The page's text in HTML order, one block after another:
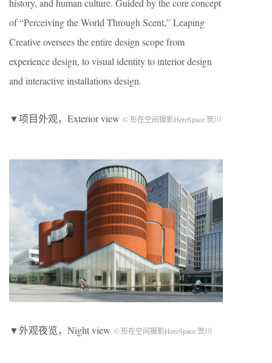
history, and human culture. Guided by the core concept
of “Perceiving the World Through Scent,” Leaping
Creative oversees the entire design scope from
experience design, to visual identity to interior design
and interactive installations design.
▼项目外观，Exterior view © 形在空间摄影HereSpace 贺川
▼外观夜览，Night view © 形在空间摄影HereSpace 贺川